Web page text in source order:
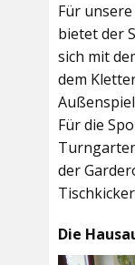
Für
bietet der
sich mit
dem
Für die
der
Die